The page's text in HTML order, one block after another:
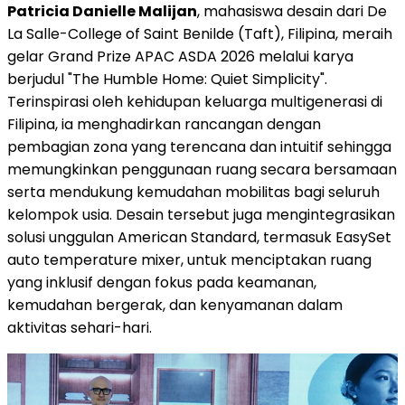
Patricia Danielle Malijan, mahasiswa desain dari De
La Salle-College of Saint Benilde (Taft), Filipina, meraih
gelar Grand Prize APAC ASDA 2026 melalui karya
berjudul "The Humble Home: Quiet Simplicity".
Terinspirasi oleh kehidupan keluarga multigenerasi di
Filipina, ia menghadirkan rancangan dengan
pembagian zona yang terencana dan intuitif sehingga
memungkinkan penggunaan ruang secara bersamaan
serta mendukung kemudahan mobilitas bagi seluruh
kelompok usia. Desain tersebut juga mengintegrasikan
solusi unggulan American Standard, termasuk EasySet
auto temperature mixer, untuk menciptakan ruang
yang inklusif dengan fokus pada keamanan,
kemudahan bergerak, dan kenyamanan dalam
aktivitas sehari-hari.